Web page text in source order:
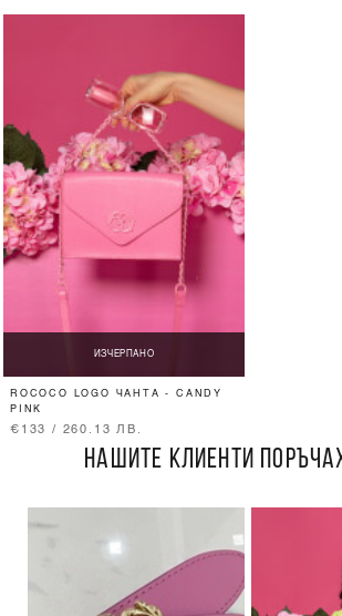
ИЗЧЕРПАНО
ROCOCO LOGO ЧАНТА - CANDY
PINK
€133 / 260.13 ЛВ.
НАШИТЕ КЛИЕНТИ